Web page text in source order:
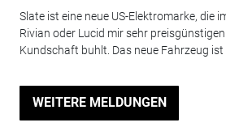
Slate ist eine neue US-Elektromarke, die
Rivian oder Lucid mir sehr
Kundschaft buhlt. Das neue Fahrzeug ist
WEITERE MELDUNGEN